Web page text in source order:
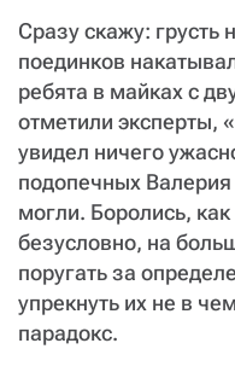
Сразу скажу: грусть
поединков
ребята в майках с
отметили эксперты,
увидел ничего
подопечных
могли. Боролись,
безусловно, на
поругать за
упрекнуть их не в
парадокс.